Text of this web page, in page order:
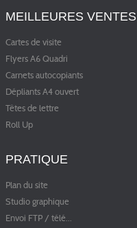
MEILLEURES VENTES
Cartes de visite
Flyers A6 Quadri
Carnets autocopiants
Dépliants A4 ouvert
Têtes de lettre
Roll Up
PRATIQUE
Plan du site
Studio graphique
Envoi FTP / télé...